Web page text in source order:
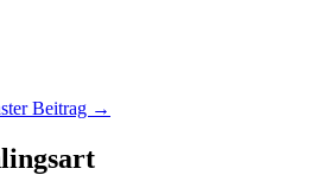
Beitrag →